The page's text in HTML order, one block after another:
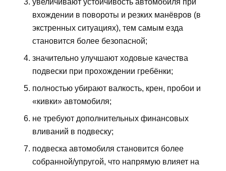
вхождении в повороты и резких манёвров (в
экстренных ситуациях), тем самым езда
становится более безопасной;
значительно улучшают ходовые качества
подвески при прохождении гребёнки;
полностью убирают валкость, крен, пробои и
«кивки» автомобиля;
не требуют дополнительных финансовых
вливаний в подвеску;
подвеска автомобиля становится более
собранной/упругой, что напрямую влияет на